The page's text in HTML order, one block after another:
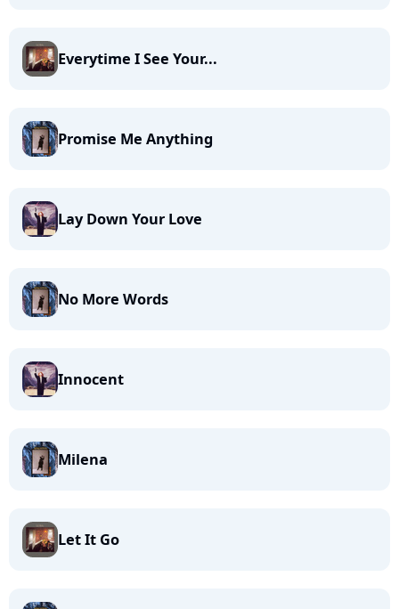
Everytime I See Your...
Promise Me Anything
Lay Down Your Love
No More Words
Innocent
Milena
Let It Go